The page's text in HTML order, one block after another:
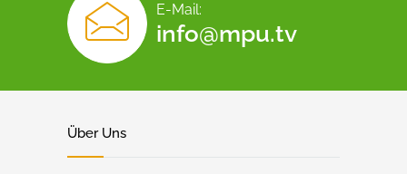
E-Mail:
info@mpu.tv
Über Uns